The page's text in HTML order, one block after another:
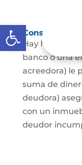
Abrir barra de
Constitución
Hay hipoteca
banco o una
acreedora) le
suma de
deudora)
con un
deudor